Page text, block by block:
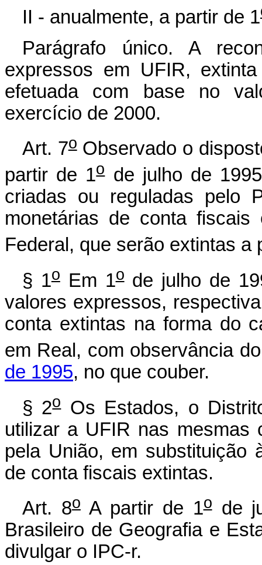
II - anualmente, a partir de 1
Parágrafo único. A
expressos em UFIR,
efetuada com base no
exercício de 2000.
Art. 7oObservado o
partir de 1ode julho de
criadas ou reguladas pelo
monetárias de conta
Federal, que serão extintas a
§ 1oEm 1ode julho de
valores expressos,
conta extintas na forma do
em Real, com observância
de 1995, no que couber.
§ 2oOs Estados, o
utilizar a UFIR nas mesmas
pela União, em substituição
de conta fiscais extintas.
Art. 8oA partir de 1ode
Brasileiro de Geografia e
divulgar o IPC-r.